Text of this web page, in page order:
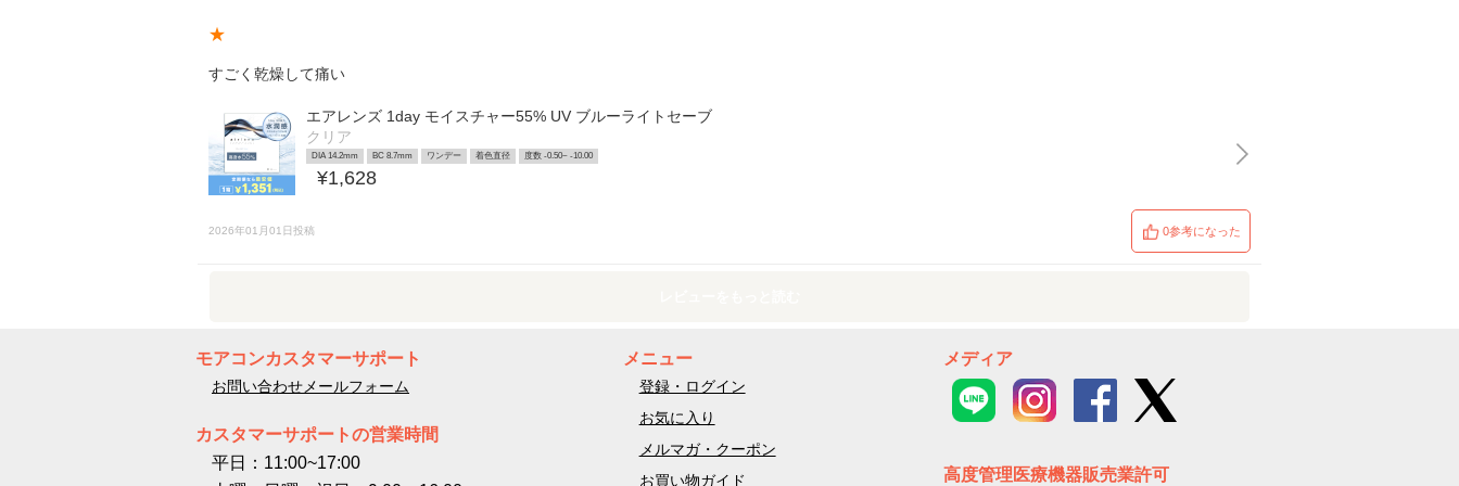
★
すごく乾燥して痛い
エアレンズ 1day モイスチャー55% UV ブルーライトセーブ
クリア
DIA 14.2mm BC 8.7mm ワンデー 着色直径 度数 -0.50~ -10.00
¥1,628
2026年01月01日投稿 0参考になった
モアコンカスタマーサポート
お問い合わせメールフォーム
カスタマーサポートの営業時間
平日：11:00~17:00
メニュー
登録・ログイン
お気に入り
メルマガ・クーポン
お買い物ガイド
メディア
高度管理医療機器販売業許可